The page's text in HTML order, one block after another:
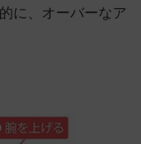
に、オーバーなア